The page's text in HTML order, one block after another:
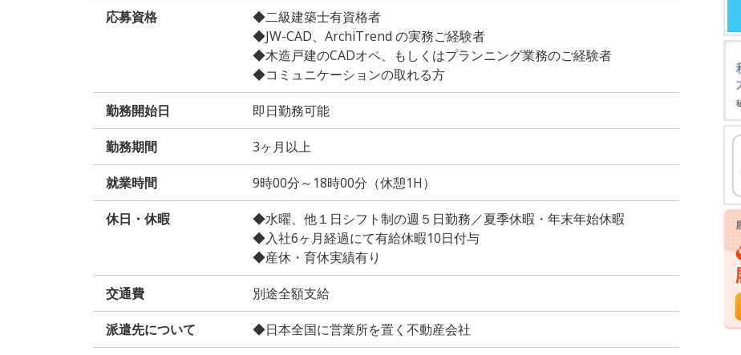
応募資格
◆二級建築士有資格者
◆JW-CAD、ArchiTrend の実務ご経験者
◆木造戸建のCADオペ、もしくはプランニング業務のご経験者
◆コミュニケーションの取れる方
勤務開始日 即日勤務可能
勤務期間 3ヶ月以上
就業時間 9時00分～18時00分（休憩1H）
休日・休暇
◆水曜、他１日シフト制の週５日勤務／夏季休暇・年末年始休暇
◆入社6ヶ月経過にて有給休暇10日付与
◆産休・育休実績有り
交通費 別途全額支給
派遣先について ◆日本全国に営業所を置く不動産会社